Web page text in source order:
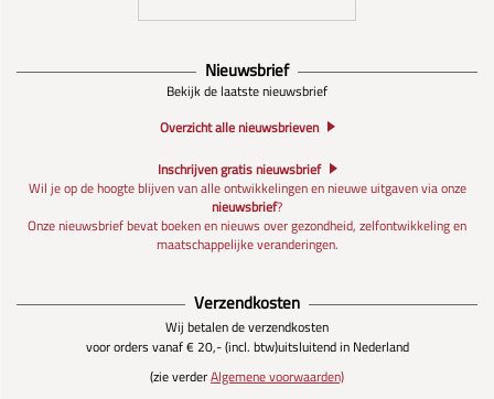
Nieuwsbrief
Bekijk de laatste nieuwsbrief
Overzicht alle nieuwsbrieven
Inschrijven gratis nieuwsbrief
Wil je op de hoogte blijven van alle ontwikkelingen en nieuwe uitgaven via onze
nieuwsbrief?
Onze nieuwsbrief bevat boeken en nieuws over gezondheid, zelfontwikkeling en
maatschappelijke veranderingen.
Verzendkosten
Wij betalen de verzendkosten
voor orders vanaf € 20,- (incl. btw)uitsluitend in Nederland
(zie verderAlgemene voorwaarden)